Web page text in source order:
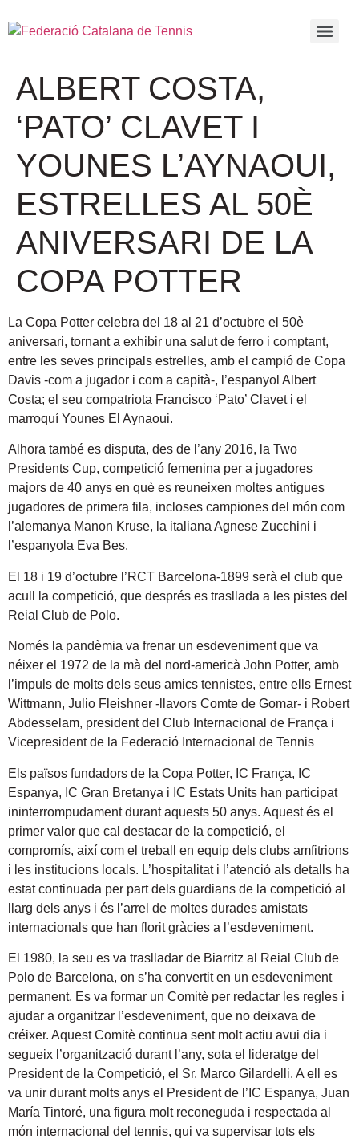
ALBERT COSTA,
‘PATO’ CLAVET I
YOUNES L’AYNAOUI,
ESTRELLES AL 50È
ANIVERSARI DE LA
COPA POTTER
La Copa Potter celebra del 18 al 21 d’octubre el 50è
aniversari, tornant a exhibir una salut de ferro i comptant,
entre les seves principals estrelles, amb el campió de Copa
Davis -com a jugador i com a capità-, l’espanyol Albert
Costa; el seu compatriota Francisco ‘Pato’ Clavet i el
marroquí Younes El Aynaoui.
Alhora també es disputa, des de l’any 2016, la Two
Presidents Cup, competició femenina per a jugadores
majors de 40 anys en què es reuneixen moltes antigues
jugadores de primera fila, incloses campiones del món com
l’alemanya Manon Kruse, la italiana Agnese Zucchini i
l’espanyola Eva Bes.
El 18 i 19 d’octubre l’RCT Barcelona-1899 serà el club que
acull la competició, que després es trasllada a les pistes del
Reial Club de Polo.
Només la pandèmia va frenar un esdeveniment que va
néixer el 1972 de la mà del nord-americà John Potter, amb
l’impuls de molts dels seus amics tennistes, entre ells Ernest
Wittmann, Julio Fleishner -llavors Comte de Gomar- i Robert
Abdesselam, president del Club Internacional de França i
Vicepresident de la Federació Internacional de Tennis
Els països fundadors de la Copa Potter, IC França, IC
Espanya, IC Gran Bretanya i IC Estats Units han participat
ininterrompudament durant aquests 50 anys. Aquest és el
primer valor que cal destacar de la competició, el
compromís, així com el treball en equip dels clubs amfitrions
i les institucions locals. L’hospitalitat i l’atenció als detalls ha
estat continuada per part dels guardians de la competició al
llarg dels anys i és l’arrel de moltes durades amistats
internacionals que han florit gràcies a l’esdeveniment.
El 1980, la seu es va traslladar de Biarritz al Reial Club de
Polo de Barcelona, on s’ha convertit en un esdeveniment
permanent. Es va formar un Comitè per redactar les regles i
ajudar a organitzar l’esdeveniment, que no deixava de
créixer. Aquest Comitè continua sent molt actiu avui dia i
segueix l’organització durant l’any, sota el lideratge del
President de la Competició, el Sr. Marco Gilardelli. A ell es
va unir durant molts anys el President de l’IC Espanya, Juan
María Tintoré, una figura molt reconeguda i respectada al
món internacional del tennis, qui va supervisar tots els